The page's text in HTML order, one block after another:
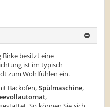
Birke besitzt eine
ist im typisch
zum Wohlfühlen ein.
Backofen,Spülmaschine,
,